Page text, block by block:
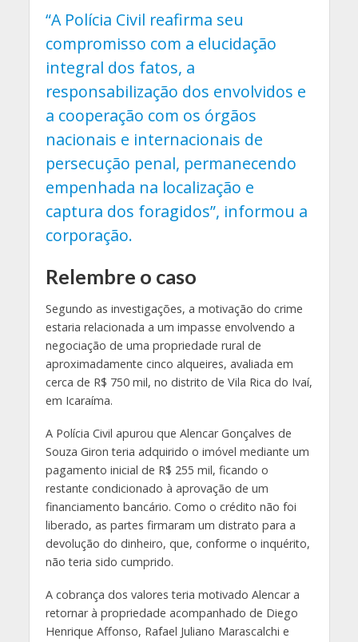
“A Polícia Civil reafirma seu
compromisso com a elucidação
integral dos fatos, a
responsabilização dos envolvidos e
a cooperação com os órgãos
nacionais e internacionais de
persecução penal, permanecendo
empenhada na localização e
captura dos foragidos”, informou a
corporação.
Relembre o caso
Segundo as investigações, a motivação do crime
estaria relacionada a um impasse envolvendo a
negociação de uma propriedade rural de
aproximadamente cinco alqueires, avaliada em
cerca de R$ 750 mil, no distrito de Vila Rica do Ivaí,
em Icaraíma.
A Polícia Civil apurou que Alencar Gonçalves de
Souza Giron teria adquirido o imóvel mediante um
pagamento inicial de R$ 255 mil, ficando o
restante condicionado à aprovação de um
financiamento bancário. Como o crédito não foi
liberado, as partes firmaram um distrato para a
devolução do dinheiro, que, conforme o inquérito,
não teria sido cumprido.
A cobrança dos valores teria motivado Alencar a
retornar à propriedade acompanhado de Diego
Henrique Affonso, Rafael Juliano Marascalchi e